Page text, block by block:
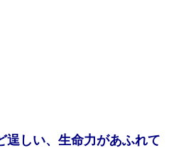
逞しい、生命力があふれて